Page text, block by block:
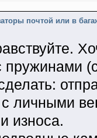
почтой или в
пружинами
личными
износа.